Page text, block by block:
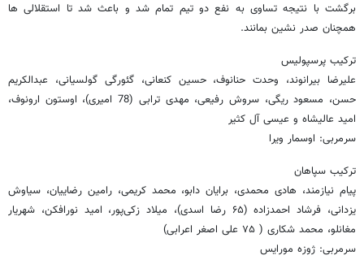
برگشت با نتیجه تساوی به نفع دو تیم تمام شد و باعث شد تا استقلالی ها
همچنان صدر نشین بمانند.
ترکیب پرسپولیس
علیرضا بیرانوند، وحدت حنانوف، حسین کنعانی، گئورگی گولسیانی، عبدالکریم
حسن، مسعود ریگی، سروش رفیعی، مهدی ترابی (78 امیری)، اوستون ارونوف،
امید عالیشاه و عیسی آل کثیر
سرمربی: اوسمار ویرا
ترکیب سپاهان
پیام نیازمند، هادی محمدی، برایان دابو، محمد کریمی، رامین رضاییان، سیاوش
یزدانی، فرشاد احمدزاده (۶۵ رضا اسدی)، میلاد زکی‌پور، امید نورافکن، شهریار
مغانلو، محمد شکاری ( ۷۵ علی اصغر اعرابی)
سرمربی: ژوزه مورایس